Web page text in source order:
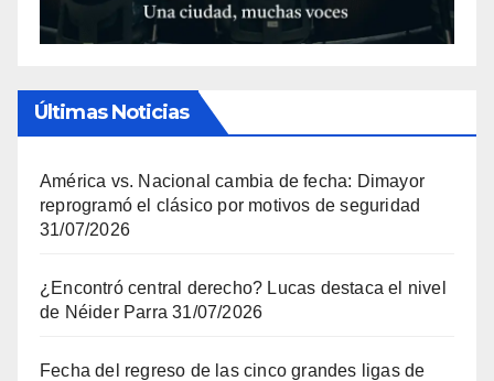
Últimas Noticias
América vs. Nacional cambia de fecha: Dimayor
reprogramó el clásico por motivos de seguridad
31/07/2026
¿Encontró central derecho? Lucas destaca el nivel
de Néider Parra 31/07/2026
Fecha del regreso de las cinco grandes ligas de